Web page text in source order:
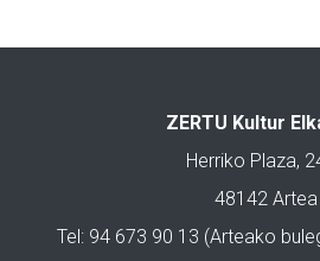
ZERTU Kultur
Herriko Plaza,
48142 Artea
Tel: 94 673 90 13 (Arteako